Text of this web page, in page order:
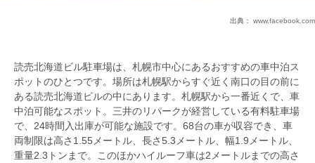
出典： www.facebook.com
読売北海道ビル駐車場は、札幌市中心にあるおすすめの車中泊ス
ポットのひとつです。場所は札幌駅からすぐ近く南口の目の前に
ある読売北海道ビルの中にあります。札幌駅から一番近くで、車
中泊可能なスポット。三井のリパークが経営している有料駐車場
で、24時間入出庫が可能な施設です。68台の車が収容でき、車
両制限は高さ1.55メートル、長さ5.3メートル、幅1.9メートル、
重量2.3トンまで。このほかハイルーフ車は2メートルまでの高さ